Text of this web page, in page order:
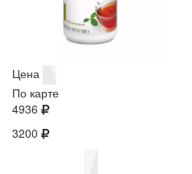
Цена
По карте
4936
3200